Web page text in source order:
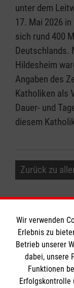
unter dem
17. Mai 2026
sich rund 400
Deutschlands.
Hildesheim
Angaben des
Katholiken als
Dauer- und
diesem
Zurück zu
Impressum
Wir verwenden
Erlebnis zu
Betrieb unserer
dabei, unsere
Funktionen
Erfolgskontrolle